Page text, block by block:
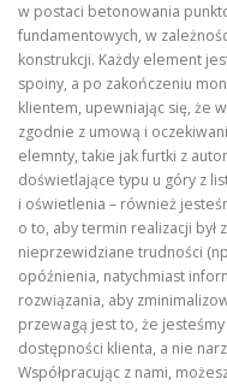
w postaci betonowania
fundamentowych, w
konstrukcji. Każdy element
spoiny, a po zakończeniu
klientem, upewniając się, że
zgodnie z umową i
elemnty, takie jak furtki z
doświetlające typu u góry z
i oświetlenia – również
o to, aby termin realizacji był
nieprzewidziane trudności
opóźnienia, natychmiast
rozwiązania, aby
przewagą jest to, że
dostępności klienta, a nie
Współpracując z nami,